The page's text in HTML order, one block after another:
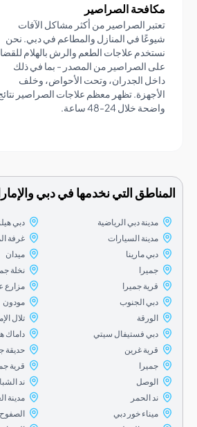
الصراصير
الصراصير من أكثر مشاكل الآفات
في المنازل والمطاعم في دبي. نحن
علاجات الطعم والرش بالهلام للقضاء
الصراصير من المصدر - بما في ذلك
الجدران، وتحت الأحواض، وخلف
تظهر معظم علاجات الصراصير نتائج
خلال 24-48 ساعة.
التي نخدمها في دبي والإمارات
مدينة دبي الرياضية
مدينة السيارات
دبي مارينا
قرية جميرا
دبي الجنوب
دبي فستيفال سيتي
قرية غرين
ند الحمر
ميناء خور دبي
دبي هيلز
غرفة المفاعل
نخلة جميرا
مزارع عربية
تلال الإمارات
داماك هيلز
حديقة جميرا
قرية جميرا الدائرية
مدينة العجائب